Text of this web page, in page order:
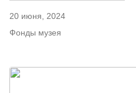
20 июня, 2024
Фонды музея